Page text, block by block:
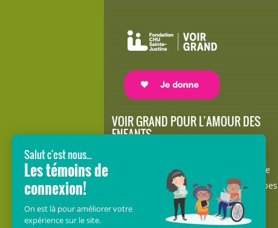
VOIR GRAND POUR L’AMOUR DES
ENFANTS
vous au cœur de la campagne majeure
Voir Grand, nous conduisons les équipes
soignantes vers les opportunités de la
science et des nouvelles technologies